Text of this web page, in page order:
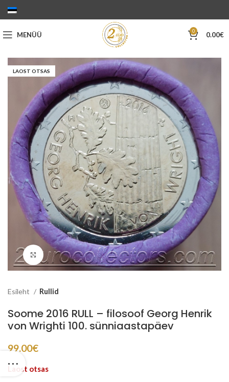
MENÜÜ 0 0.00€
LAOST OTSAS
Suurenda
Esileht Rullid
Soome 2016 RULL – filosoof Georg Henrik
von Wrighti 100. sünniaastapäev
99.00€
Laost otsas